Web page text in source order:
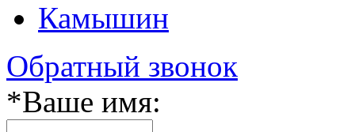
Камышин
Обратный звонок
*Ваше имя: